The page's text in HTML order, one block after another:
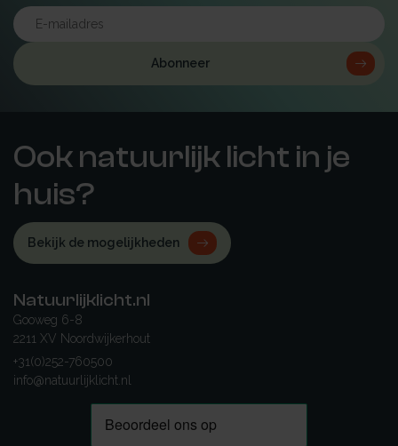
Abonneer
Ook natuurlijk licht in je
huis?
Bekijk de mogelijkheden
Natuurlijklicht.nl
Gooweg 6-8
2211 XV Noordwijkerhout
+31(0)252-760500
info@natuurlijklicht.nl